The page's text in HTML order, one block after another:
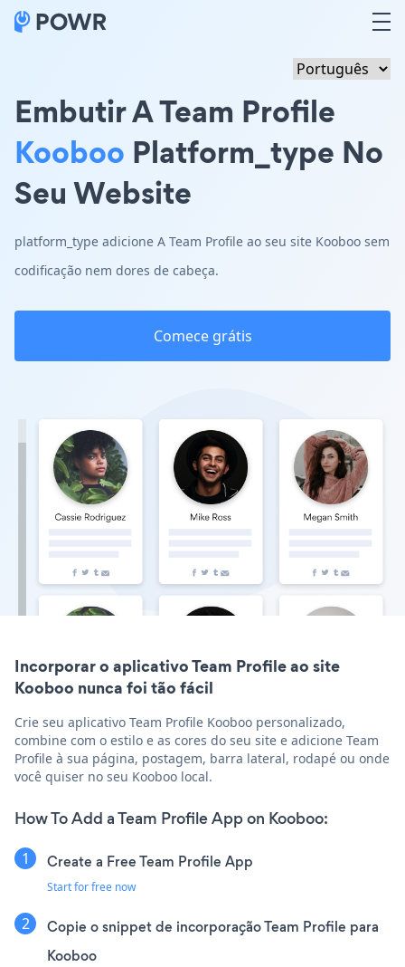
Embutir A Team Profile
Kooboo Platform_type No
Seu Website
platform_type adicione A Team Profile ao seu site Kooboo sem
codificação nem dores de cabeça.
Comece grátis
Incorporar o aplicativo Team Profile ao site
Kooboo nunca foi tão fácil
Crie seu aplicativo Team Profile Kooboo personalizado,
combine com o estilo e as cores do seu site e adicione Team
Profile à sua página, postagem, barra lateral, rodapé ou onde
você quiser no seu Kooboo local.
How To Add a Team Profile App on Kooboo:
Create a Free Team Profile App
Start for free now
Copie o snippet de incorporação Team Profile para
Kooboo